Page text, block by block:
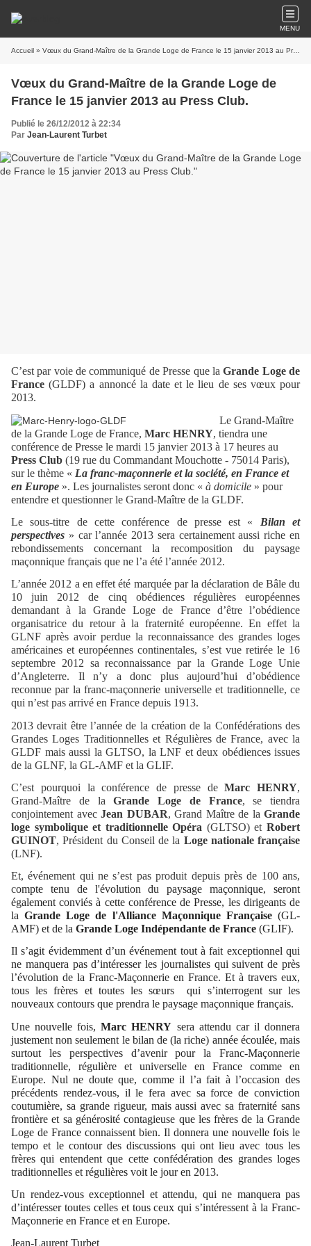
MENU
Accueil » Vœux du Grand-Maître de la Grande Loge de France le 15 janvier 2013 au Press Club.
Vœux du Grand-Maître de la Grande Loge de
France le 15 janvier 2013 au Press Club.
Publié le 26/12/2012 à 22:34
Par Jean-Laurent Turbet
C’est par voie decommuniqué de Presse que laGrande Loge de
France (GLDF) a annoncé la date et le lieu de ses vœux pour
2013.
Le Grand-Maître
de la Grande Loge de France, Marc HENRY, tiendra une
conférence de Presse le mardi 15 janvier 2013 à 17 heures au
Press Club (19 rue du Commandant Mouchotte - 75014 Paris),
sur le thème « La franc-maçonnerie et la société, en France et
en Europe ». Les journalistes seront donc « à domicile » pour
entendre et questionner le Grand-Maître de la GLDF.
Le sous-titre de cette conférence de presse est « Bilan et
perspectives » car l’année 2013 sera certainement aussi riche en
rebondissements concernant la recomposition du paysage
maçonnique français que ne l’a été l’année 2012.
L’année 2012 a en effet été marquée par ladéclaration de Bâle du
10 juin 2012 de cinq obédiences régulières européennes
demandant à la Grande Loge de France d’être l’obédience
organisatrice du retour à la fraternité européenne. En effet la
GLNF après avoir perdue la reconnaissance des grandes loges
américaines et européennes continentales, s’est vue retirée le 16
septembre 2012 sa reconnaissance par la Grande Loge Unie
d’Angleterre. Il n’y a donc plus aujourd’hui d’obédience
reconnue par la franc-maçonnerie universelle et traditionnelle, ce
qui n’est pas arrivé en France depuis 1913.
2013 devrait être l’année de la création de la Confédérations des
Grandes Loges Traditionnelles et Régulières de France, avec la
GLDF mais aussi la GLTSO, la LNF et deux obédiences issues
de la GLNF, la GL-AMF et la GLIF.
C’est pourquoi la conférence de presse deMarc HENRY,
Grand-Maître de laGrande Loge de France, se tiendra
conjointement avec Jean DUBAR, Grand Maître de la Grande
loge symbolique et traditionnelle Opéra (GLTSO) etRobert
GUINOT, Président du Conseil de la Loge nationale française
(LNF).
Et, événement qui ne s’est pas produit depuis près de 100 ans,
compte tenu de l'évolution du paysage maçonnique, seront
également conviés à cette conférence de Presse, les dirigeants de
laGrande Loge de l'Alliance Maçonnique Française(GL-
AMF) et de la Grande Loge Indépendante de France (GLIF).
Il s’agit évidemment d’un événement tout à fait exceptionnel qui
ne manquera pas d’intéresser les journalistes qui suivent de près
l’évolution de la Franc-Maçonnerie en France. Et à travers eux,
tous les frères et toutes les sœurs
qui s’interrogent sur les
nouveaux contours que prendra le paysage maçonnique français.
Une nouvelle fois,Marc HENRY sera attendu car il donnera
justement non seulement le bilan de (la riche) année écoulée, mais
surtout les perspectives d’avenir pour la Franc-Maçonnerie
traditionnelle, régulière et universelle en France comme en
Europe. Nul ne doute que, comme il l’a fait à l’occasion des
précédents rendez-vous, il le fera avec sa force de conviction
coutumière, sa grande rigueur, mais aussi avec sa fraternité sans
frontière et sa générosité contagieuse que les frères de la Grande
Loge de France connaissent bien. Il donnera une nouvelle fois le
tempo et le contour des discussions qui ont lieu avec tous les
frères qui entendent que cette confédération des grandes loges
traditionnelles et régulières voit le jour en 2013.
Un rendez-vous exceptionnel et attendu, qui ne manquera pas
d’intéresser toutes celles et tous ceux qui s’intéressent à la Franc-
Maçonnerie en France et en Europe.
Jean-Laurent Turbet